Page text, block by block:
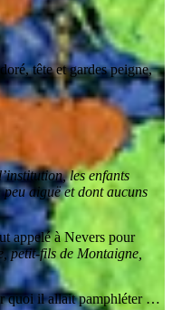
tête et gardes peigne,
les enfants
aiguë et dont aucuns
appelé à Nevers pour
petit-fils de Montaigne,
quoi il allait pamphléter …